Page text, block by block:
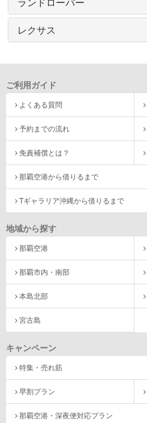
レクサス
ご利用ガイド
よくある質問
予約までの流れ
免責補償とは？
那覇空港から借りるまで
Tギャラリア沖縄から借りるまで
地域から探す
那覇空港
那覇市内・南部
本島北部
宮古島
キャンペーン
特集・売れ筋
早割プラン
那覇空港・深夜便対応プラン